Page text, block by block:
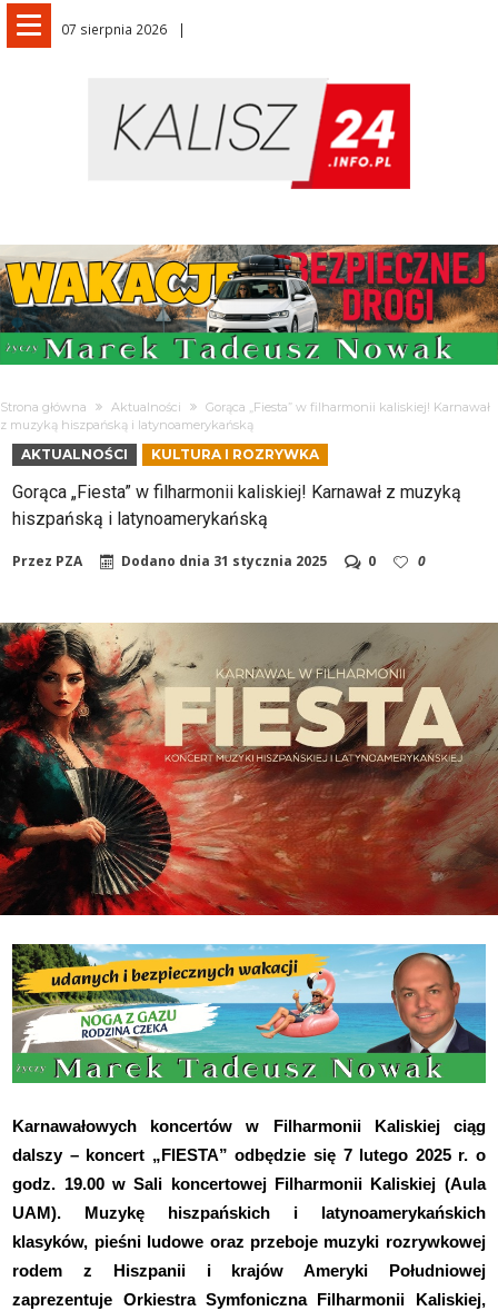
07 sierpnia 2026
Strona główna Aktualności
Gorąca „Fiesta” w filharmonii kaliskiej! Karnawał
z muzyką hiszpańską i latynoamerykańską
AKTUALNOŚCI KULTURA I ROZRYWKA
Gorąca „Fiesta” w filharmonii kaliskiej! Karnawał z muzyką
hiszpańską i latynoamerykańską
Przez PZA Dodano dnia 31 stycznia 2025 0 0
Karnawałowych koncertów w Filharmonii Kaliskiej ciąg
dalszy – koncert „FIESTA” odbędzie się 7 lutego 2025 r. o
godz. 19.00 w Sali koncertowej Filharmonii Kaliskiej (Aula
UAM). Muzykę hiszpańskich i latynoamerykańskich
klasyków, pieśni ludowe oraz przeboje muzyki rozrywkowej
rodem z Hiszpanii i krajów Ameryki Południowej
zaprezentuje Orkiestra Symfoniczna Filharmonii Kaliskiej,